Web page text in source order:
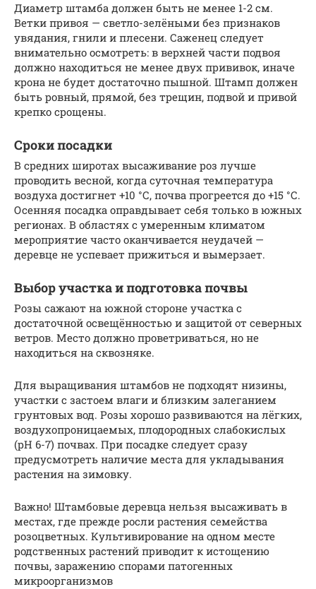
Диаметр штамба должен быть не менее 1-2 см.
Ветки привоя — светло-зелёными без признаков
увядания, гнили и плесени. Саженец следует
внимательно осмотреть: в верхней части подвоя
должно находиться не менее двух прививок, иначе
крона не будет достаточно пышной. Штамп должен
быть ровный, прямой, без трещин, подвой и привой
крепко срощены.
Сроки посадки
В средних широтах высаживание роз лучше
проводить весной, когда суточная температура
воздуха достигнет +10 °С, почва прогреется до +15 °С.
Осенняя посадка оправдывает себя только в южных
регионах. В областях с умеренным климатом
мероприятие часто оканчивается неудачей —
деревце не успевает прижиться и вымерзает.
Выбор участка и подготовка почвы
Розы сажают на южной стороне участка с
достаточной освещённостью и защитой от северных
ветров. Место должно проветриваться, но не
находиться на сквозняке.
Для выращивания штамбов не подходят низины,
участки с застоем влаги и близким залеганием
грунтовых вод. Розы хорошо развиваются на лёгких,
воздухопроницаемых, плодородных слабокислых
(pH 6-7) почвах. При посадке следует сразу
предусмотреть наличие места для укладывания
растения на зимовку.
Важно! Штамбовые деревца нельзя высаживать в
местах, где прежде росли растения семейства
розоцветных. Культивирование на одном месте
родственных растений приводит к истощению
почвы, заражению спорами патогенных
микроорганизмов